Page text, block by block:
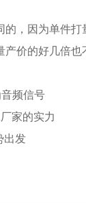
，因为单件
产价的好几倍也
频信号
家的实力
出发